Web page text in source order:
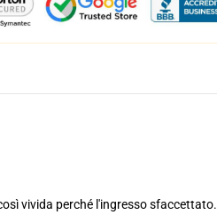
vivida perché l'ingresso sfaccettato.